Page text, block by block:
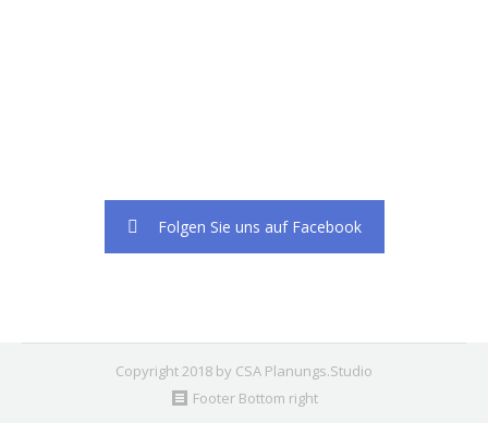
Folgen Sie uns auf Facebook
Copyright 2018 by CSA Planungs.Studio
Footer Bottom right